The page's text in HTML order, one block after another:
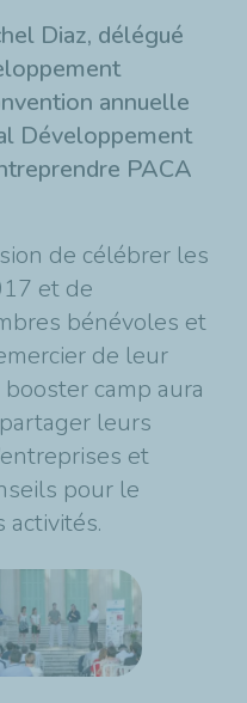
Diaz, délégué
annuelle
Développement
PACA
de célébrer les
et de
bénévoles et
de leur
camp aura
leurs
et
pour le